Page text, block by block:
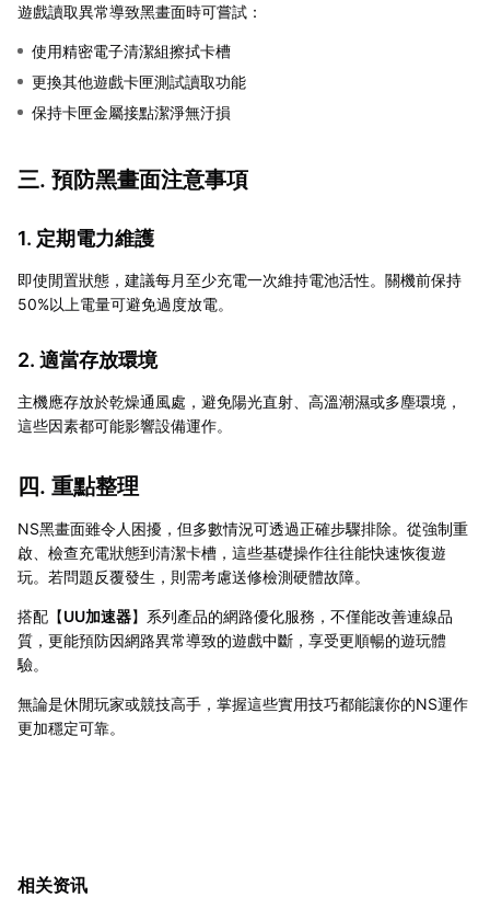
遊戲讀取異常導致黑畫面時可嘗試：
使用精密電子清潔組擦拭卡槽
更換其他遊戲卡匣測試讀取功能
保持卡匣金屬接點潔淨無汙損
三. 預防黑畫面注意事項
1. 定期電力維護
即使閒置狀態，建議每月至少充電一次維持電池活性。關機前保持
50%以上電量可避免過度放電。
2. 適當存放環境
主機應存放於乾燥通風處，避免陽光直射、高溫潮濕或多塵環境，
這些因素都可能影響設備運作。
四. 重點整理
NS黑畫面雖令人困擾，但多數情況可透過正確步驟排除。從強制重
啟、檢查充電狀態到清潔卡槽，這些基礎操作往往能快速恢復遊
玩。若問題反覆發生，則需考慮送修檢測硬體故障。
搭配【UU加速器】系列產品的網路優化服務，不僅能改善連線品
質，更能預防因網路異常導致的遊戲中斷，享受更順暢的遊玩體
驗。
無論是休閒玩家或競技高手，掌握這些實用技巧都能讓你的NS運作
更加穩定可靠。
相关资讯